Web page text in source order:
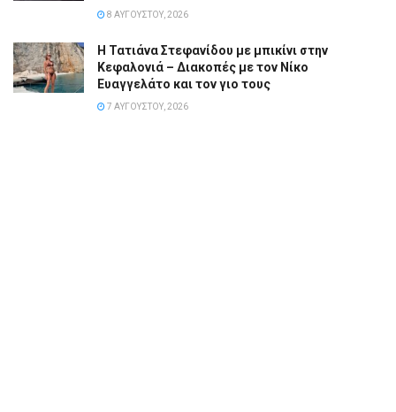
8 ΑΥΓΟΎΣΤΟΥ, 2026
Η Τατιάνα Στεφανίδου με μπικίνι στην
Κεφαλονιά – Διακοπές με τον Νίκο
Ευαγγελάτο και τον γιο τους
7 ΑΥΓΟΎΣΤΟΥ, 2026